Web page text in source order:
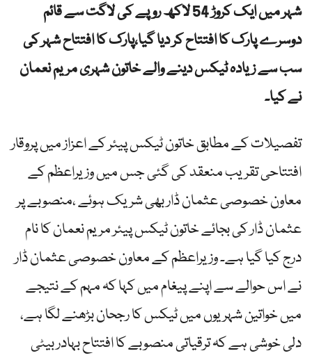
شہر میں ایک کروڑ 54 لاکھ روپے کی لاگت سے قائم
دوسرے پارک کا افتتاح کر دیا گیا،پارک کا افتتاح شہر کی
سب سے زیادہ ٹیکس دینے والے خاتون شہری مریم نعمان
نے کیا۔
تفصیلات کے مطابق خاتون ٹیکس پیئر کے اعزاز میں پروقار
افتتاحی تقریب منعقد کی گئی جس میں وزیراعظم کے
معاون خصوصی عثمان ڈار بھی شریک ہوئے ،منصوبے پر
عثمان ڈار کی بجائے خاتون ٹیکس پیئر مریم نعمان کا نام
درج کیا گیا ہے۔ وزیراعظم کے معاون خصوصی عثمان ڈار
نے اس حوالے سے اپنے پیغام میں کہا کہ مہم کے نتیجے
میں خواتین شہریوں میں ٹیکس کا رجحان بڑھنے لگا ہے،
دلی خوشی ہے کہ ترقیاتی منصوبے کا افتتاح بہادر بیٹی